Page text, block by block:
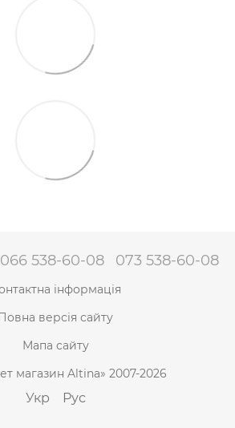
066 538-60-08 073 538-60-08
інформація
версія сайту
Мапа сайту
магазин Altina» 2007-2026
Укр Рус